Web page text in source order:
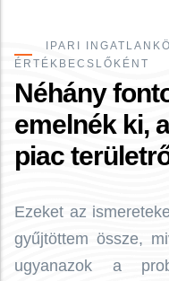
IPARI
ÉRTÉKBECSLŐKÉNT
Néhány
emelnék ki,
piac
Ezeket az
gyűjtöttem össze,
ugyanazok a